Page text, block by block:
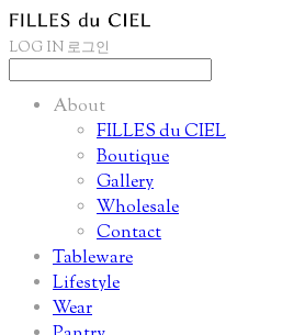
LOG IN 로그인
About
FILLES du CIEL
Boutique
Gallery
Wholesale
Contact
Tableware
Lifestyle
Wear